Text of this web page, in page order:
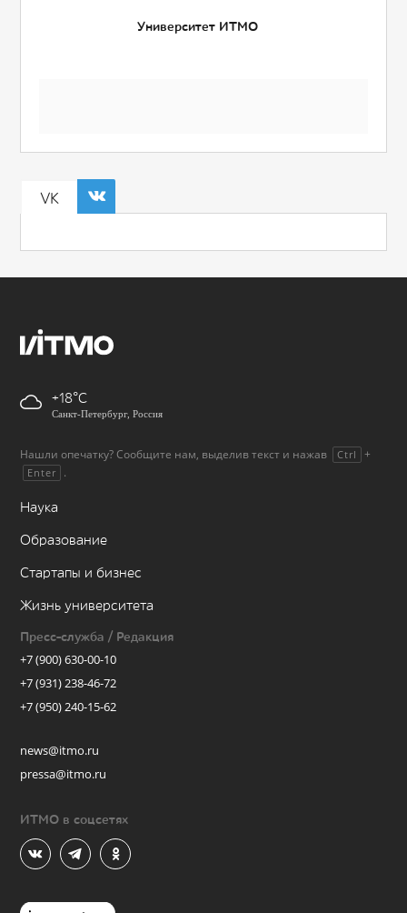
Университет ИТМО
VK
+18
Санкт-Петербург, Россия
Нашли опечатку? Сообщите нам, выделив текст и нажав Ctrl +
Enter .
Наука
Образование
Стартапы и бизнес
Жизнь университета
Пресс-служба / Редакция
+7 (900) 630-00-10
+7 (931) 238-46-72
+7 (950) 240-15-62
news@itmo.ru
pressa@itmo.ru
ИТМО в соцсетях